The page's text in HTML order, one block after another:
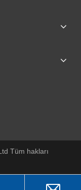
Tüm hakları